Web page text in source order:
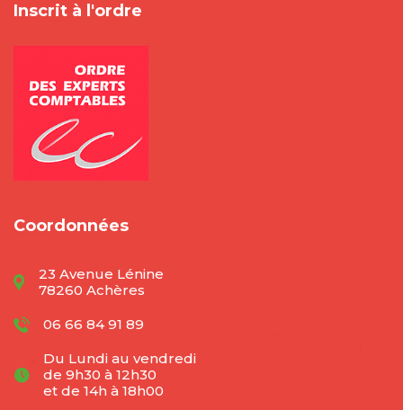
Inscrit à l'ordre
Coordonnées
23 Avenue Lénine
78260 Achères
06 66 84 91 89
Du Lundi au vendredi
de 9h30 à 12h30
et de 14h à 18h00